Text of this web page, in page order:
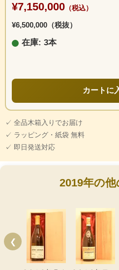
¥7,150,000 （税込）
¥6,500,000（税抜）
在庫: 3本
カートに
✓ 全品木箱入りでお届け
✓ ラッピング・紙袋 無料
✓ 即日発送対応
2019年の
❮